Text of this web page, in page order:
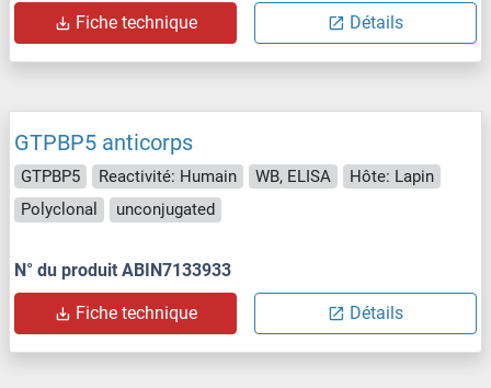
Fiche technique Détails
GTPBP5 anticorps
GTPBP5 Reactivité: Humain WB, ELISA
Hôte: Lapin
Polyclonal
unconjugated
N° du produit ABIN7133933
Fiche technique Détails